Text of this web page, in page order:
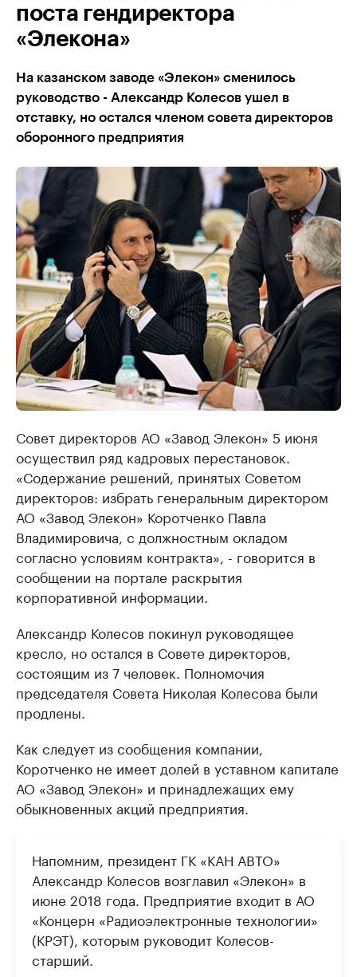
поста гендиректора
«Элекона»
На казанском заводе «Элекон» сменилось
руководство - Александр Колесов ушел в
отставку, но остался членом совета директоров
оборонного предприятия
Совет директоров АО «Завод Элекон» 5 июня
осуществил ряд кадровых перестановок.
«Содержание решений, принятых Советом
директоров: избрать генеральным директором
АО «Завод Элекон» Коротченко Павла
Владимировича, с должностным окладом
согласно условиям контракта», - говорится в
сообщении на портале раскрытия
корпоративной информации.
Александр Колесов покинул руководящее
кресло, но остался в Совете директоров,
состоящим из 7 человек. Полномочия
председателя Совета Николая Колесова были
продлены.
Как следует из сообщения компании,
Коротченко не имеет долей в уставном капитале
АО «Завод Элекон» и принадлежащих ему
обыкновенных акций предприятия.
Напомним, президент ГК «КАН АВТО»
Александр Колесов возглавил «Элекон» в
июне 2018 года. Предприятие входит в АО
«Концерн «Радиоэлектронные технологии»
(КРЭТ), которым руководит Колесов-
старший.